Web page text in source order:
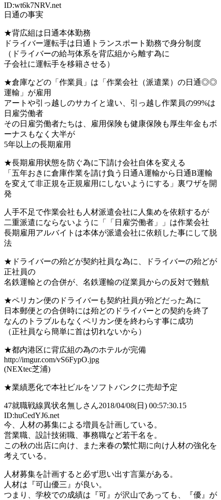
ID:wt6k7NRV.net
日通の事実
★背広組は日通本体勤務
ドライバー運転手は日通トランスポート勤務で身分制度
（ドライバーの給与体系を背広組から離す為に
子会社に運転手を移籍させる）
★倉庫などの「作業員」は「作業会社（派遣業）の日通◎◎
運輸」が雇用
アートや引っ越しのサカイと違い、引っ越し作業員の99%は
日雇労働者
その日雇労働者たちは、雇用保険も健康保険も厚生年金もボ
ーナスもなく大半が
5年以上の長期雇用
★長期雇用状態を防ぐ為に下請け会社自体を変える
「五年おきに倉庫作業を請け負う日通A運輸から日通B運輸
を変えて非正規を正規雇用にしないようにする」裏ワザを開
発
人手不足で作業会社も人材派遣会社に人集めを依頼するが
二重派遣にならないように「「日雇労働者」」は作業会社
長期雇用アルバイトは本体が派遣会社に依頼した事にして脱
法
★ドライバーの殆どが契約社員な為に、ドライバーの殆どが
正社員の
名鉄運輸との合併が、名鉄運輸の従業員からの反対で難航
★ペリカン便のドライバーも契約社員が殆どだった為に
日本郵便との合併時には殆どのドライバーとの契約を終了
なんのトラブルもなくペリカン便を終わらす事に成功
（正社員なら簡単に首は切れないから）
★都内港区に背広組の為のホテルが完備
http://imgur.com/vS6FypO.jpg
(NEXtec芝浦)
★業績悪化で本社ビルをソフトバンクに売却予定
47就職戦線異状名無しさん2018/04/08(日) 00:57:30.15
ID:huCedYJ6.net
今、人材の募集による増員を計画している。
営業職、設計技術職、事務職など若干名を。
この秋の出店に向け、また来春の繁忙期に向け人材の強化を
考えている。
人材募集を計画すると必ず思い出す言葉がある。
人材は『可山優三』が良い。
つまり、学校での成績は『可』が沢山であっても、『優』が